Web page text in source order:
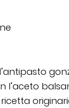
l’aceto